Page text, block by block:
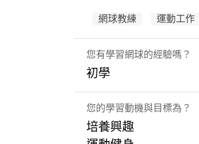
網球教練 運動工作
您有學習網球的經驗嗎？
初學
您的學習動機與目標為？
培養興趣